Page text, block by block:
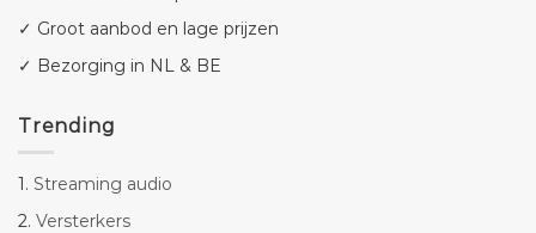
✓ Groot aanbod en lage prijzen
✓ Bezorging in NL & BE
Trending
1. Streaming audio
2. Versterkers